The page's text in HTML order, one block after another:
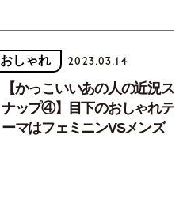
おしゃれ 2023.03.14
【かっこいいあの人の近況ス
ナップ④】目下のおしゃれテ
ーマはフェミニンVSメンズ